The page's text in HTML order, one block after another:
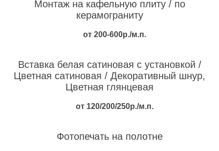
Монтаж на кафельную плиту / по
керамограниту
от 200-600р./м.п.
Вставка белая сатиновая с установкой /
Цветная сатиновая / Декоративный шнур,
Цветная глянцевая
от 120/200/250р./м.п.
Фотопечать на полотне